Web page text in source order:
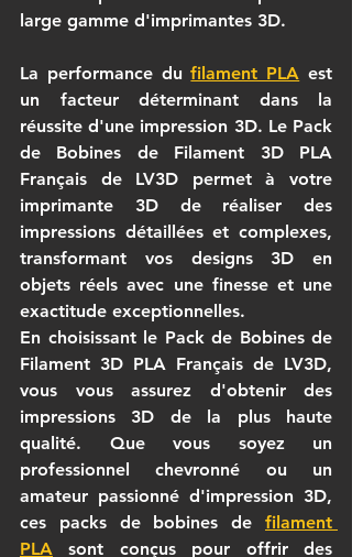
large gamme d'imprimantes 3D.
La performance du filament PLA est
un facteur déterminant dans la
réussite d'une impression 3D. Le Pack
de Bobines de Filament 3D PLA
Français de LV3D permet à votre
imprimante 3D de réaliser des
impressions détaillées et complexes,
transformant vos designs 3D en
objets réels avec une finesse et une
exactitude exceptionnelles.
En choisissant le Pack de Bobines de
Filament 3D PLA Français de LV3D,
vous vous assurez d'obtenir des
impressions 3D de la plus haute
qualité. Que vous soyez un
professionnel chevronné ou un
amateur passionné d'impression 3D,
ces packs de bobines de filament
PLA sont conçus pour offrir des